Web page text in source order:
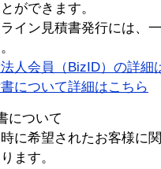
ができます。
イン見積書発行には、
人会員（BizID）の詳細
について詳細はこちら
について
に希望されたお客様に
ます。